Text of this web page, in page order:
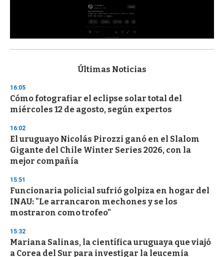
s
d
s
o
f
3
s
e
c
o
d
s
Últimas Noticias
16:05
Cómo fotografiar el eclipse solar total del
miércoles 12 de agosto, según expertos
16:02
El uruguayo Nicolás Pirozzi ganó en el Slalom
Gigante del Chile Winter Series 2026, con la
mejor compañía
15:51
Funcionaria policial sufrió golpiza en hogar del
INAU: "Le arrancaron mechones y se los
mostraron como trofeo"
15:32
Mariana Salinas, la científica uruguaya que viajó
a Corea del Sur para investigar la leucemia